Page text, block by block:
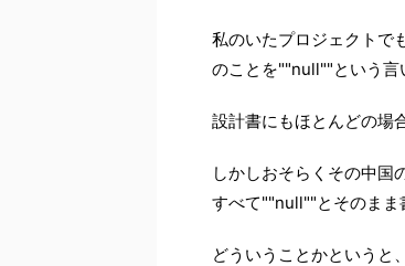
私のいたプロジェクトで
のことを""null""という言
設計書にもほとんどの場
しかしおそらくその中国
すべて""null""とそのまま
どういうことかというと